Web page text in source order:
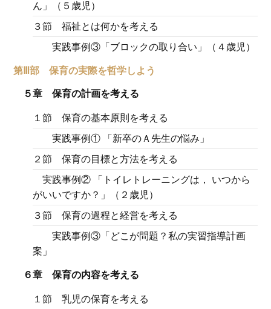
ん」（５歳児）
３節 福祉とは何かを考える
実践事例③「ブロックの取り合い」（４歳児）
第Ⅲ部 保育の実際を哲学しよう
５章 保育の計画を考える
１節 保育の基本原則を考える
実践事例① 「新卒のＡ先生の悩み」
２節 保育の目標と方法を考える
実践事例② 「トイレトレーニングは， いつから
がいいですか？」（２歳児）
３節 保育の過程と経営を考える
実践事例③「どこが問題？私の実習指導計画
案」
６章 保育の内容を考える
１節 乳児の保育を考える